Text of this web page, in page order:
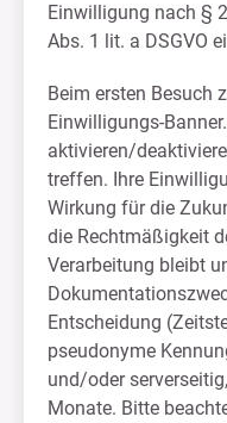
Einwilligung nach §
Abs. 1 lit. a DSGVO
Beim ersten Besuch
Einwilligungs-
aktivieren/
treffen. Ihre
Wirkung für die
die Rechtmäßigkeit
Verarbeitung bleibt
Entscheidung
pseudonyme
und/oder
Monate. Bitte